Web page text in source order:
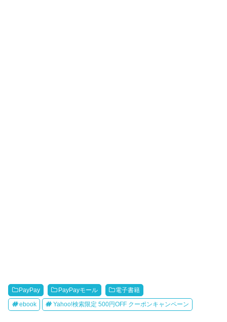
PayPay PayPayモール 電子書籍
ebook Yahoo!検索限定 500円OFF クーポンキャンペーン